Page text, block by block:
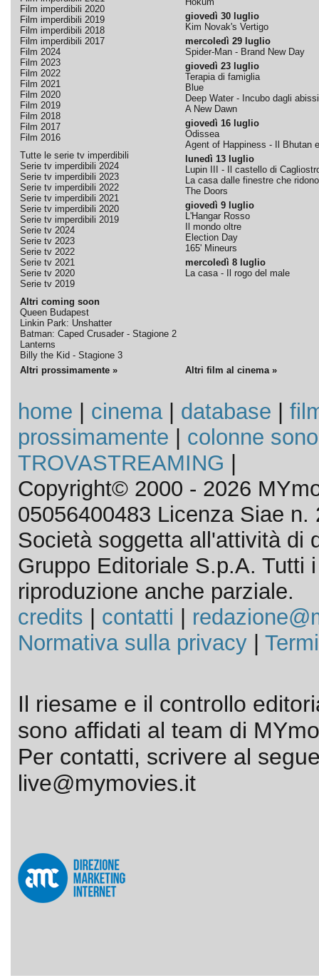
Film imperdibili 2020
Film imperdibili 2019
Film imperdibili 2018
Film imperdibili 2017
Film 2024
Film 2023
Film 2022
Film 2021
Film 2020
Film 2019
Film 2018
Film 2017
Film 2016
Tutte le serie tv imperdibili
Serie tv imperdibili 2024
Serie tv imperdibili 2023
Serie tv imperdibili 2022
Serie tv imperdibili 2021
Serie tv imperdibili 2020
Serie tv imperdibili 2019
Serie tv 2024
Serie tv 2023
Serie tv 2022
Serie tv 2021
Serie tv 2020
Serie tv 2019
Altri coming soon
Queen Budapest
Linkin Park: Unshatter
Batman: Caped Crusader - Stagione 2
Lanterns
Billy the Kid - Stagione 3
giovedì 30 luglio
Kim Novak's Vertigo
mercoledì 29 luglio
Spider-Man - Brand New Day
giovedì 23 luglio
Terapia di famiglia
Blue
Deep Water - Incubo dagli abissi
A New Dawn
giovedì 16 luglio
Odissea
Agent of Happiness - Il Bhutan
lunedì 13 luglio
Lupin III - Il castello di
La casa dalle finestre che ridono
The Doors
giovedì 9 luglio
L'Hangar Rosso
Il mondo oltre
Election Day
165' Mineurs
mercoledì 8 luglio
La casa - Il rogo del male
Altri prossimamente » Altri film al cinema »
home cinema| database
prossimamente
colonne
TROVASTREAMING
Copyright© 2000 - 2026
05056400483 Licenza Siae n.
Società soggetta all'attività di
Gruppo Editoriale S.p.A. Tutti
riproduzione anche parziale.
credits
contatti
Normativa sulla privacy|
Il riesame e il controllo
sono affidati al team di
Per contatti, scrivere al
live@mymovies.it